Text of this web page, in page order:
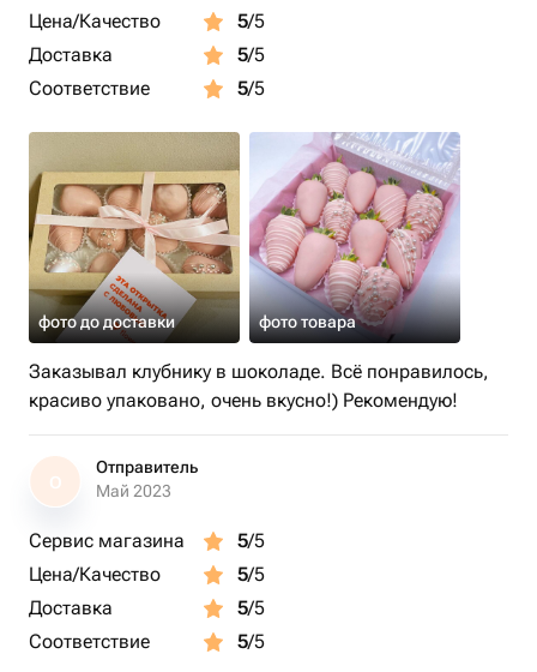
Цена/Качество
5/5
Доставка
5/5
Соответствие
5/5
фото до доставки фото товара
Заказывал клубнику в шоколаде. Всё понравилось,
красиво упаковано, очень вкусно!) Рекомендую!
О
Отправитель
Май 2023
Сервис магазина 5/5
Цена/Качество
5/5
Доставка
5/5
Соответствие
5/5